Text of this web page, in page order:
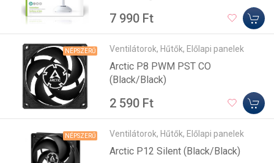
7 990 Ft
NÉPSZERŰ Ventilátorok, Hűtők, Előlapi panelek
Arctic P8 PWM PST CO
(Black/Black)
2 590 Ft
NÉPSZERŰ Ventilátorok, Hűtők, Előlapi panelek
Arctic P12 Silent (Black/Black)